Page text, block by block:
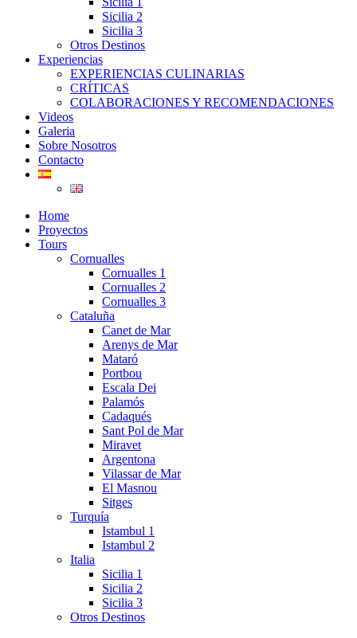
Sicilia 2
Sicilia 3
Otros Destinos
Experiencias
EXPERIENCIAS CULINARIAS
CRÍTICAS
COLABORACIONES Y RECOMENDACIONES
Videos
Galeria
Sobre Nosotros
Contacto
Home
Proyectos
Tours
Cornualles
Cornualles 1
Cornualles 2
Cornualles 3
Cataluña
Canet de Mar
Arenys de Mar
Mataró
Portbou
Escala Dei
Palamós
Cadaqués
Sant Pol de Mar
Miravet
Argentona
Vilassar de Mar
El Masnou
Sitges
Turquía
Istambul 1
Istambul 2
Italia
Sicilia 1
Sicilia 2
Sicilia 3
Otros Destinos